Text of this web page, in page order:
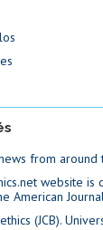
from
website is
American
(JCB).